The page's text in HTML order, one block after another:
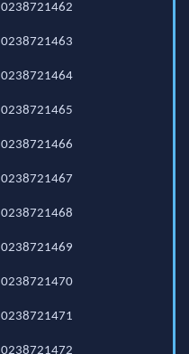
0238721462
0238721463
0238721464
0238721465
0238721466
0238721467
0238721468
0238721469
0238721470
0238721471
0238721472